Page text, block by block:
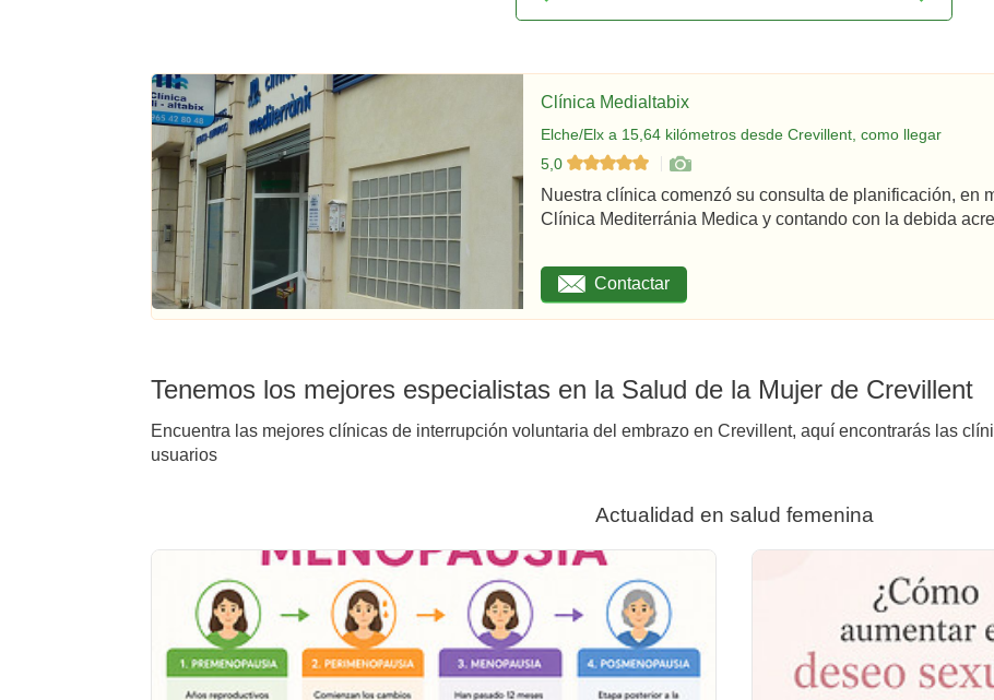
Clínica Medialtabix
Elche/Elx a 15,64 kilómetros desde Crevillent, como llegar
5,0
Nuestra clínica comenzó su consulta de planificación, en
Clínica Mediterránia Medica y contando con la debida
Contactar
Tenemos los mejores especialistas en la Salud de la Mujer de Crevillent
Encuentra las mejores clínicas de interrupción voluntaria del embrazo en Crevillent, aquí encontrarás las
usuarios
Actualidad en salud femenina